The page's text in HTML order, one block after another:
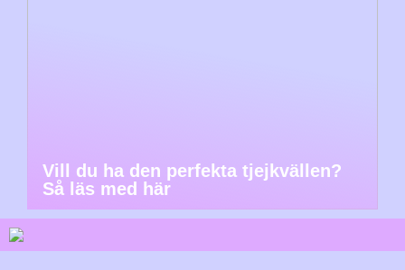
Vill du ha den perfekta tjejkvällen?
Så läs med här